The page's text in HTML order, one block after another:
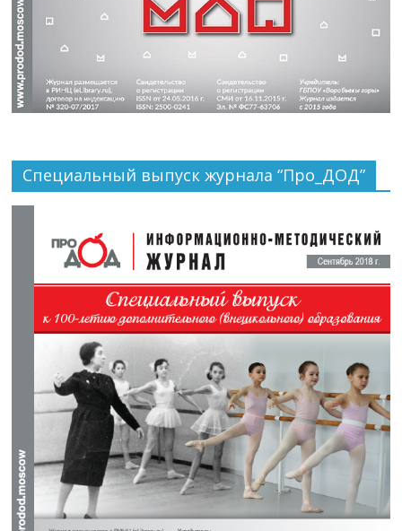
Специальный выпуск журнала “Про_ДОД”